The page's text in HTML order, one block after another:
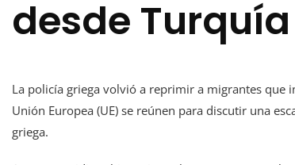
desde Turquía
La policía griega volvió a reprimir a migrantes que
Unión Europea (UE) se reúnen para discutir una
griega.